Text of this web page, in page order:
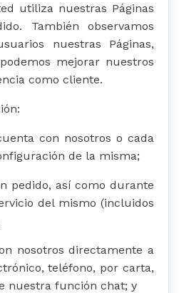
utiliza nuestras Páginas
También observamos
nuestras Páginas,
mejorar nuestros
como cliente.
con nosotros o cada
de la misma;
pedido, así como durante
del mismo (incluidos
nosotros directamente a
teléfono, por carta,
nuestra función chat; y